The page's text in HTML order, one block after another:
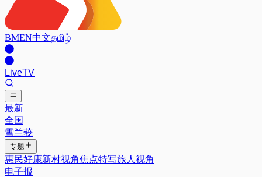
BMEN中文தமிழ்
LiveTV
最新
全国
雪兰莪
专题
惠民好康新村视角焦点特写旅人视角
电子报